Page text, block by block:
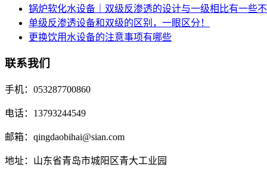
锅炉软化水设备｜双级反渗透的设计与一级相比有一些
单级反渗透设备和双级的区别，一眼区分！
更换饮用水设备的注意事项有哪些
联系我们
手机：053287700860
电话：13793244549
邮箱：qingdaobihai@sian.com
地址：山东省青岛市城阳区青大工业园